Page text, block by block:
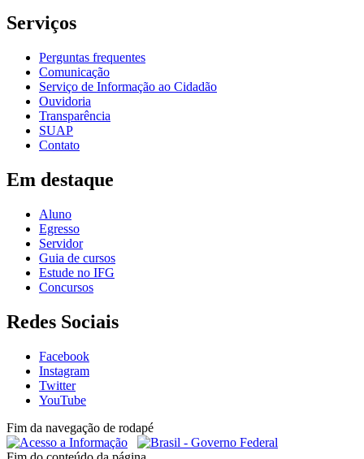
Serviços
Perguntas frequentes
Comunicação
Serviço de Informação ao Cidadão
Ouvidoria
Transparência
SUAP
Contato
Em destaque
Aluno
Egresso
Servidor
Guia de cursos
Estude no IFG
Concursos
Redes Sociais
Facebook
Instagram
Twitter
YouTube
Fim da navegação de rodapé